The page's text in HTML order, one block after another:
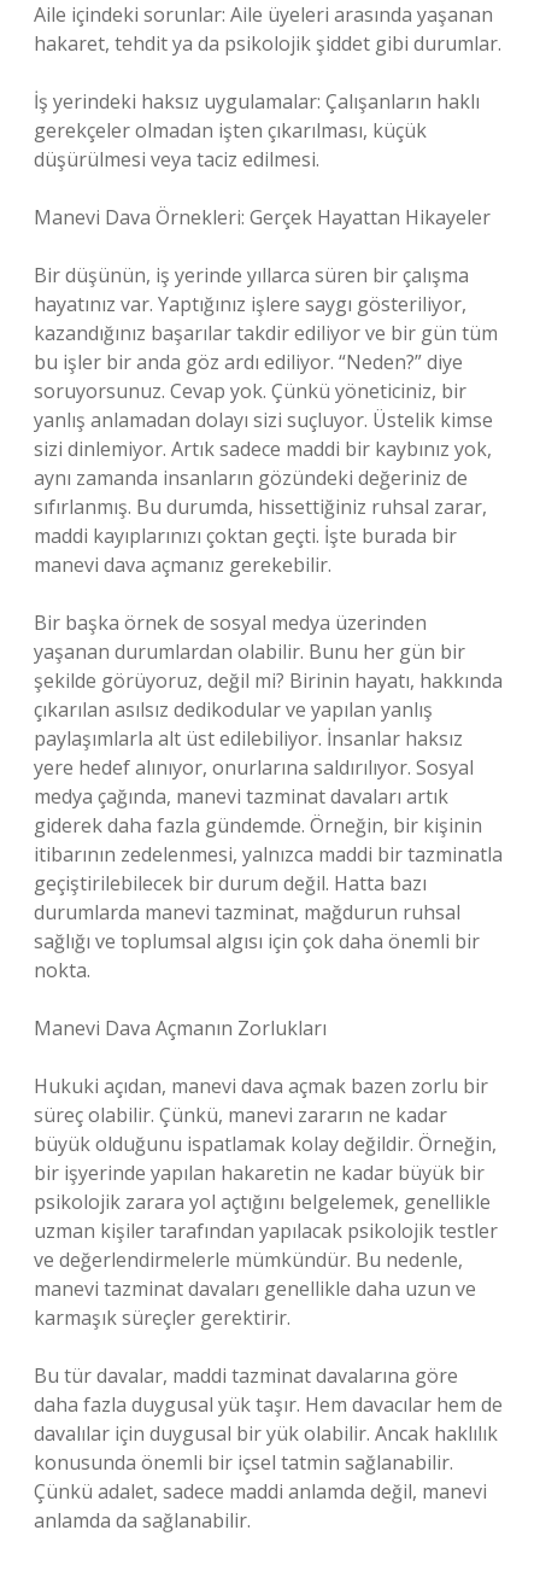
Aile içindeki sorunlar: Aile üyeleri arasında yaşanan
hakaret, tehdit ya da psikolojik şiddet gibi durumlar.
İş yerindeki haksız uygulamalar: Çalışanların haklı
gerekçeler olmadan işten çıkarılması, küçük
düşürülmesi veya taciz edilmesi.
Manevi Dava Örnekleri: Gerçek Hayattan Hikayeler
Bir düşünün, iş yerinde yıllarca süren bir çalışma
hayatınız var. Yaptığınız işlere saygı gösteriliyor,
kazandığınız başarılar takdir ediliyor ve bir gün tüm
bu işler bir anda göz ardı ediliyor. “Neden?” diye
soruyorsunuz. Cevap yok. Çünkü yöneticiniz, bir
yanlış anlamadan dolayı sizi suçluyor. Üstelik kimse
sizi dinlemiyor. Artık sadece maddi bir kaybınız yok,
aynı zamanda insanların gözündeki değeriniz de
sıfırlanmış. Bu durumda, hissettiğiniz ruhsal zarar,
maddi kayıplarınızı çoktan geçti. İşte burada bir
manevi dava açmanız gerekebilir.
Bir başka örnek de sosyal medya üzerinden
yaşanan durumlardan olabilir. Bunu her gün bir
şekilde görüyoruz, değil mi? Birinin hayatı, hakkında
çıkarılan asılsız dedikodular ve yapılan yanlış
paylaşımlarla alt üst edilebiliyor. İnsanlar haksız
yere hedef alınıyor, onurlarına saldırılıyor. Sosyal
medya çağında, manevi tazminat davaları artık
giderek daha fazla gündemde. Örneğin, bir kişinin
itibarının zedelenmesi, yalnızca maddi bir tazminatla
geçiştirilebilecek bir durum değil. Hatta bazı
durumlarda manevi tazminat, mağdurun ruhsal
sağlığı ve toplumsal algısı için çok daha önemli bir
nokta.
Manevi Dava Açmanın Zorlukları
Hukuki açıdan, manevi dava açmak bazen zorlu bir
süreç olabilir. Çünkü, manevi zararın ne kadar
büyük olduğunu ispatlamak kolay değildir. Örneğin,
bir işyerinde yapılan hakaretin ne kadar büyük bir
psikolojik zarara yol açtığını belgelemek, genellikle
uzman kişiler tarafından yapılacak psikolojik testler
ve değerlendirmelerle mümkündür. Bu nedenle,
manevi tazminat davaları genellikle daha uzun ve
karmaşık süreçler gerektirir.
Bu tür davalar, maddi tazminat davalarına göre
daha fazla duygusal yük taşır. Hem davacılar hem de
davalılar için duygusal bir yük olabilir. Ancak haklılık
konusunda önemli bir içsel tatmin sağlanabilir.
Çünkü adalet, sadece maddi anlamda değil, manevi
anlamda da sağlanabilir.